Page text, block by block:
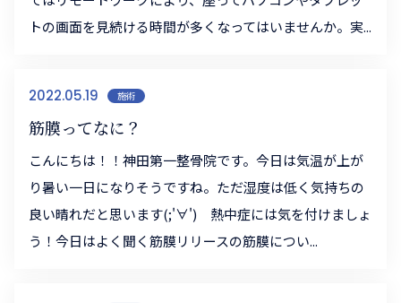
トの画面を見続ける時間が多くなってはいませんか。実...
2022.05.19 施術
筋膜ってなに？
こんにちは！！神田第一整骨院です。今日は気温が上が
り暑い一日になりそうですね。ただ湿度は低く気持ちの
良い晴れだと思います(;'∀') 熱中症には気を付けましょ
う！今日はよく聞く筋膜リリースの筋膜につい...